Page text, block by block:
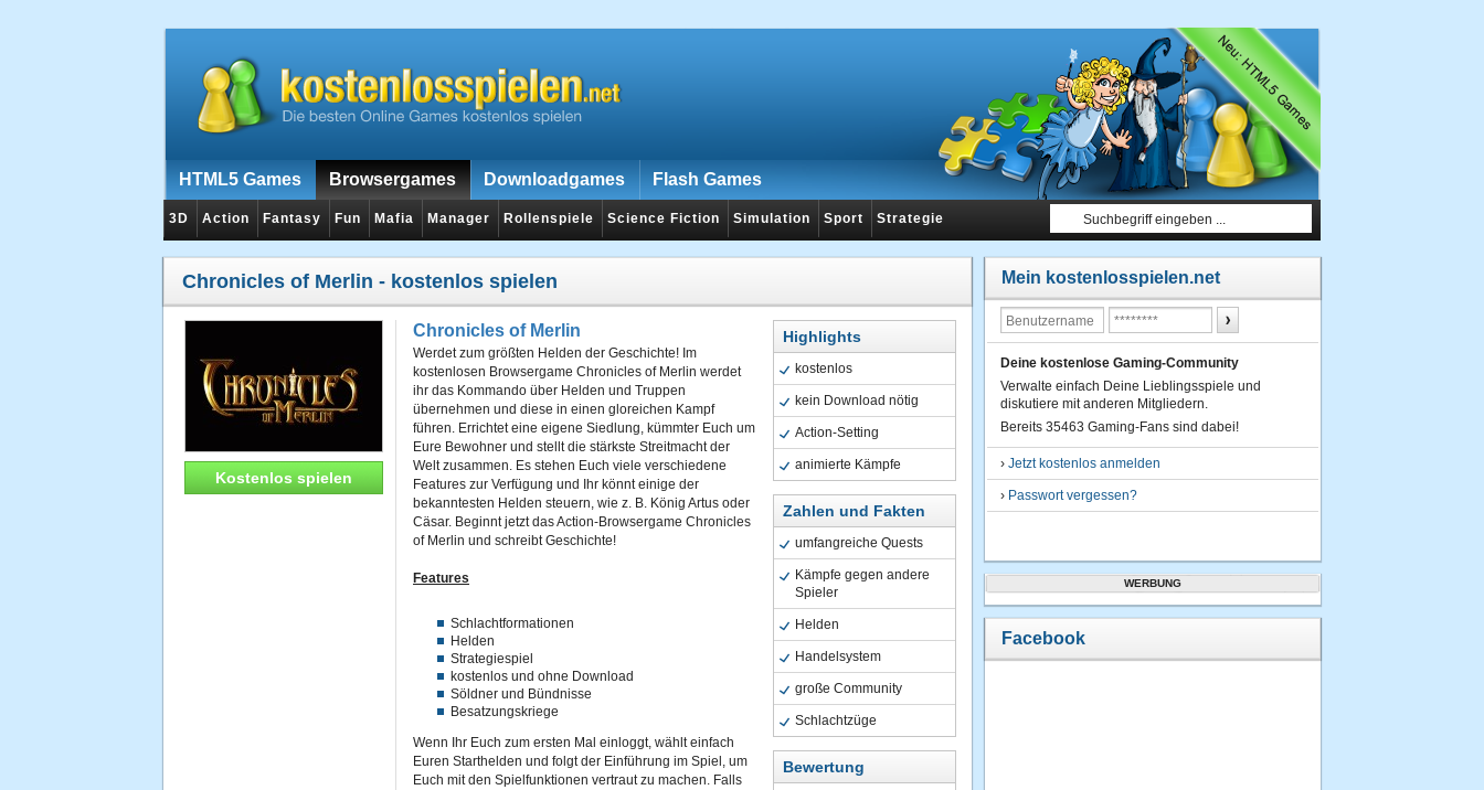
HTML5 Games Browsergames Downloadgames Flash Games
3D Action Fantasy Fun Mafia Manager Rollenspiele Science Fiction Simulation Sport Strategie
Chronicles of Merlin - kostenlos spielen
Kostenlos spielen
Chronicles of Merlin
Werdet zum größten Helden der Geschichte! Im
kostenlosen Browsergame Chronicles of Merlin werdet
ihr das Kommando über Helden und Truppen
übernehmen und diese in einen gloreichen Kampf
führen. Errichtet eine eigene Siedlung, kümmter Euch um
Eure Bewohner und stellt die stärkste Streitmacht der
Welt zusammen. Es stehen Euch viele verschiedene
Features zur Verfügung und Ihr könnt einige der
bekanntesten Helden steuern, wie z. B. König Artus oder
Cäsar. Beginnt jetzt das Action-Browsergame Chronicles
of Merlin und schreibt Geschichte!
Features
Schlachtformationen
Helden
Strategiespiel
kostenlos und ohne Download
Söldner und Bündnisse
Besatzungskriege
Wenn Ihr Euch zum ersten Mal einloggt, wählt einfach
Euren Starthelden und folgt der Einführung im Spiel, um
Euch mit den Spielfunktionen vertraut zu machen. Falls
Highlights
kostenlos
kein Download nötig
Action-Setting
animierte Kämpfe
Zahlen und Fakten
umfangreiche Quests
Kämpfe gegen andere
Spieler
Helden
Handelsystem
große Community
Schlachtzüge
Bewertung
Mein kostenlosspielen.net
Deine kostenlose Gaming-Community
Verwalte einfach Deine Lieblingsspiele und
diskutiere mit anderen Mitgliedern.
Bereits 35463 Gaming-Fans sind dabei!
› Jetzt kostenlos anmelden
› Passwort vergessen?
WERBUNG
Facebook